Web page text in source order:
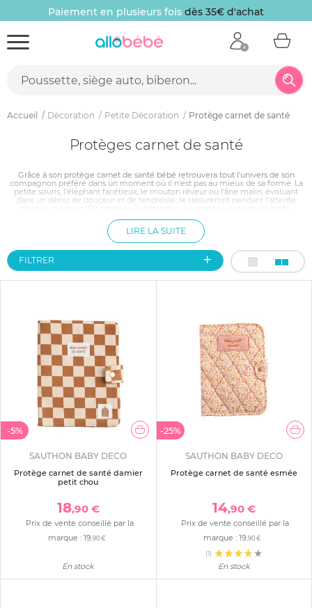
Paiement en plusieurs fois dès 35€ d'achat
Accueil Décoration Petite Décoration Protège carnet de santé
Protèges carnet de santé
Grâce à son protège carnet de santé bébé retrouvera tout l'univers de son
compagnon préféré dans un moment où il n'est pas au mieux de sa forme. La
petite souris, l'éléphant facétieux, le mouton rêveur ou l'âne malin, évoluant
dans un décor de douceur et de tendresse, le rassureront pendant l'attente
propre pendant les nombreuses années où il accompagnera l'enfant dans son
parcours de soins.
LIRE LA SUITE
FILTRER
-5%
SAUTHON BABY DECO
Protège carnet de santé damier
petit chou
18,90 €
Prix de vente conseillé par la
marque : 19 ,90 €
En stock
-25%
SAUTHON BABY DECO
Protège carnet de santé esmée
14,90 €
Prix de vente conseillé par la
marque :19,90 €
(1)
En stock